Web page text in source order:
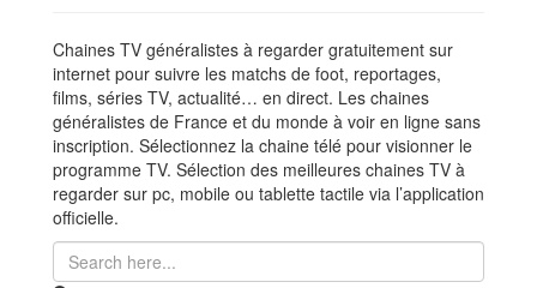
Chaines TV généralistes à regarder gratuitement sur
internet pour suivre les matchs de foot, reportages,
films, séries TV, actualité… en direct. Les chaines
généralistes de France et du monde à voir en ligne sans
inscription. Sélectionnez la chaine télé pour visionner le
programme TV. Sélection des meilleures chaines TV à
regarder sur pc, mobile ou tablette tactile via l’application
officielle.